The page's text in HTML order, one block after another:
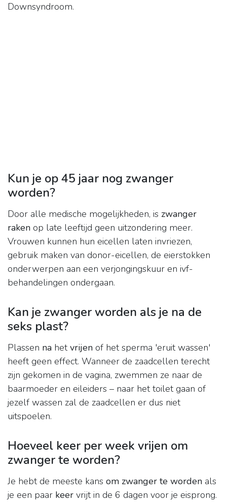
Downsyndroom.
Kun je op 45 jaar nog zwanger
worden?
Door alle medische mogelijkheden, is zwanger
raken op late leeftijd geen uitzondering meer.
Vrouwen kunnen hun eicellen laten invriezen,
gebruik maken van donor-eicellen, de eierstokken
onderwerpen aan een verjongingskuur en ivf-
behandelingen ondergaan.
Kan je zwanger worden als je na de
seks plast?
Plassen na hetvrijen of het sperma 'eruit wassen'
heeft geen effect. Wanneer de zaadcellen terecht
zijn gekomen in de vagina, zwemmen ze naar de
baarmoeder en eileiders – naar het toilet gaan of
jezelf wassen zal de zaadcellen er dus niet
uitspoelen.
Hoeveel keer per week vrijen om
zwanger te worden?
Je hebt de meeste kans om zwanger te worden als
je een paar keer vrijt in de 6 dagen voor je eisprong.